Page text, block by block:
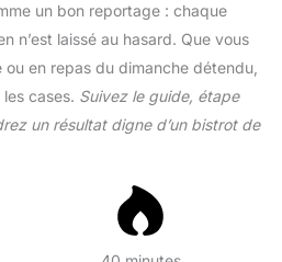
un bon reportage : chaque
n’est laissé au hasard. Que vous
en repas du dimanche détendu,
cases. Suivez le guide, étape
un résultat digne d’un bistrot de